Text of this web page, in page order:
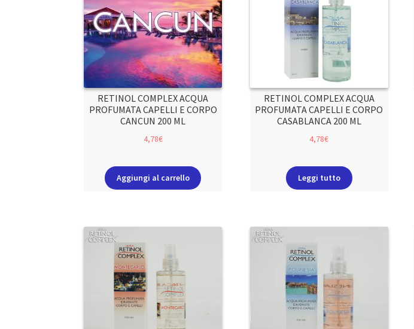
RETINOL COMPLEX ACQUA
PROFUMATA CAPELLI E CORPO
CANCUN 200 ML
4,78€
Aggiungi al carrello
RETINOL COMPLEX ACQUA
PROFUMATA CAPELLI E CORPO
CASABLANCA 200 ML
4,78€
Leggi tutto